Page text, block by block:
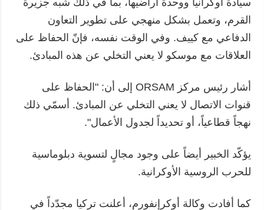
القرم، وتعمل بشكل منهجي على تطوير التعاون
الدفاعي مع كييف. وفي الوقت نفسه، فإنّ الحفاظ على
العلاقات مع موسكو لا يعني التخلي عن هذه المبادئ.
أشار رئيس مركز ORSAM إلى أن: "الحفاظ على
قنوات الاتصال لا يعني التخلي عن المبادئ. أسمّي ذلك
نهجاً قطاعياً، أو تحديداً لجدول الأعمال".
يؤكّد الخبير أيضاً على وجود مجالٍ لتسوية دبلوماسية
للحرب الروسية الأوكرانية.
كما أفادت وكالة أوكرإنفورم، أعلنت تركيا مجدّداً في